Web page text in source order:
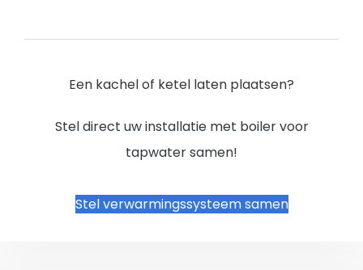
Een kachel of ketel laten plaatsen?
Stel direct uw installatie met boiler voor
tapwater samen!
Stel verwarmingssysteem samen